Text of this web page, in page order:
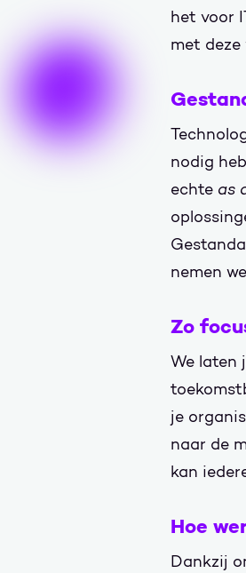
het voor
met
nodig
echte as
nemen
Zo
We laten
je
naar de
kan
Hoe
Dankzij